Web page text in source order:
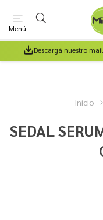
Menú
Descargá nuestro
Inicio
SEDAL